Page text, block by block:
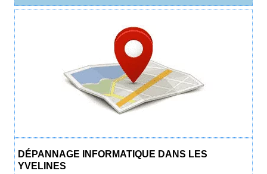
DÉPANNAGE INFORMATIQUE DANS LES
YVELINES